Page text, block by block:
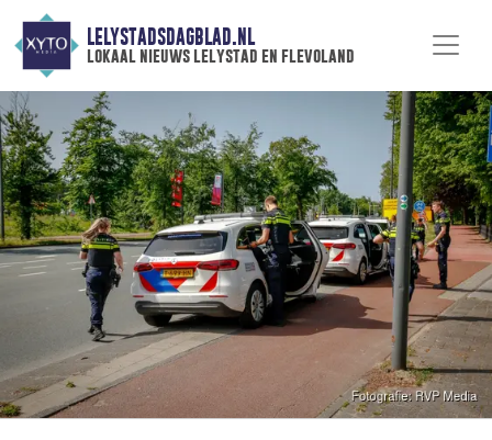
LELYSTADSDAGBLAD.NL
lokaal nieuws lelystad en flevoland